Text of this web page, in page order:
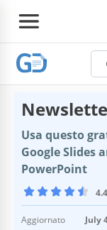
Usa questo
Google Slides
PowerPoint
Aggiornato
July